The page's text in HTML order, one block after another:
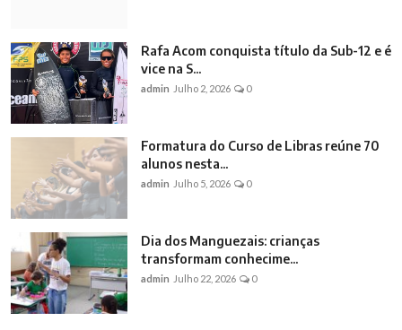
Rafa Acom conquista título da Sub-12 e é
vice na S...
admin Julho 2, 2026 0
Formatura do Curso de Libras reúne 70
alunos nesta...
admin Julho 5, 2026 0
Dia dos Manguezais: crianças
transformam conhecime...
admin Julho 22, 2026 0